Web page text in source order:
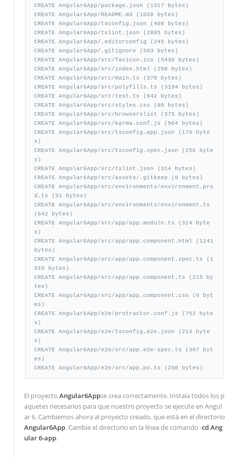
CREATE Angular6App/package.json (1317 bytes)
CREATE Angular6App/README.md (1028 bytes)
CREATE Angular6App/tsconfig.json (408 bytes)
CREATE Angular6App/tslint.json (2805 bytes)
CREATE Angular6App/.editorconfig (245 bytes)
CREATE Angular6App/.gitignore (503 bytes)
CREATE Angular6App/src/favicon.ico (5430 bytes)
CREATE Angular6App/src/index.html (298 bytes)
CREATE Angular6App/src/main.ts (370 bytes)
CREATE Angular6App/src/polyfills.ts (3194 bytes)
CREATE Angular6App/src/test.ts (642 bytes)
CREATE Angular6App/src/styles.css (80 bytes)
CREATE Angular6App/src/browserslist (375 bytes)
CREATE Angular6App/src/karma.conf.js (964 bytes)
CREATE Angular6App/src/tsconfig.app.json (170 byte
s)
CREATE Angular6App/src/tsconfig.spec.json (256 byte
s)
CREATE Angular6App/src/tslint.json (314 bytes)
CREATE Angular6App/src/assets/.gitkeep (0 bytes)
CREATE Angular6App/src/environments/environment.pro
d.ts (51 bytes)
CREATE Angular6App/src/environments/environment.ts
(642 bytes)
CREATE Angular6App/src/app/app.module.ts (314 byte
s)
CREATE Angular6App/src/app/app.component.html (1141
bytes)
CREATE Angular6App/src/app/app.component.spec.ts (1
010 bytes)
CREATE Angular6App/src/app/app.component.ts (215 by
tes)
CREATE Angular6App/src/app/app.component.css (0 byt
es)
CREATE Angular6App/e2e/protractor.conf.js (752 byte
s)
CREATE Angular6App/e2e/tsconfig.e2e.json (213 byte
s)
CREATE Angular6App/e2e/src/app.e2e-spec.ts (307 byt
es)
CREATE Angular6App/e2e/src/app.po.ts (208 bytes)
El proyecto Angular6Appse crea correctamente. Instala todos los p
aquetes necesarios para que nuestro proyecto se ejecute en Angul
ar 6. Cambiemos ahora al proyecto creado, que está en el directorio
Angular6App. Cambie el directorio en la línea de comando -cd Ang
ular 6-app.